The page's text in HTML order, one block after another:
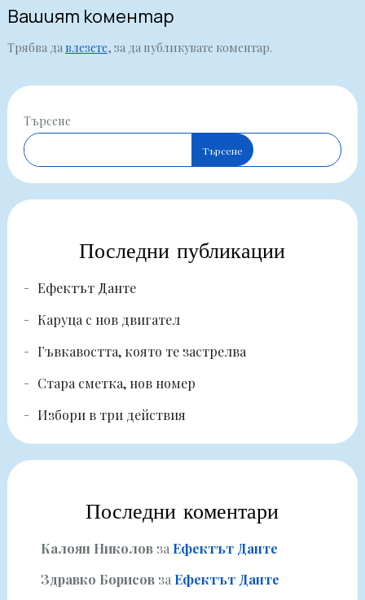
Вашият коментар
Трябва да влезете, за да публикувате коментар.
Търсене
Търсене
Последни публикации
Ефектът Данте
Каруца с нов двигател
Гъвкавостта, която те застрелва
Стара сметка, нов номер
Избори в три действия
Последни коментари
Калоян Николовза Ефектът Данте
Здравко Борисовза Ефектът Данте